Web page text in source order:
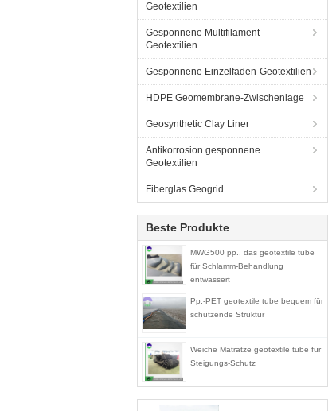
Geotextilien
Gesponnene Multifilament-
Geotextilien
Gesponnene Einzelfaden-Geotextilien
HDPE Geomembrane-Zwischenlage
Geosynthetic Clay Liner
Antikorrosion gesponnene
Geotextilien
Fiberglas Geogrid
Beste Produkte
MWG500 pp., das geotextile tube
für Schlamm-Behandlung
entwässert
Pp.-PET geotextile tube bequem für
schützende Struktur
Weiche Matratze geotextile tube für
Steigungs-Schutz